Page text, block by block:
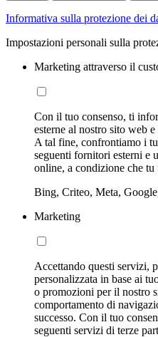
Informativa sulla protezione dei
Impostazioni personali sulla
Marketing attraverso il
Con il tuo consenso, ti
esterne al nostro sito web
A tal fine, confrontiamo i
seguenti fornitori esterni e
online, a condizione che
Bing, Criteo, Meta,
Marketing
Accettando questi servizi,
personalizzata in base ai
o promozioni per il nostro
comportamento di
successo. Con il tuo
seguenti servizi di terze